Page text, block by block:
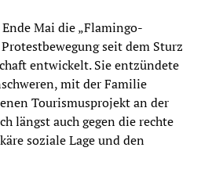
Mai die „Flamingo-
seit dem Sturz
entwickelt. Sie entzündete
mit der Familie
Tourismusprojekt an der
längst auch gegen die rechte
soziale Lage und den